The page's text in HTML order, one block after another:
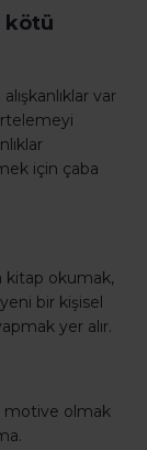
kötü
var
için çaba
kitap okumak,
bir kişisel
yer alır.
motive olmak